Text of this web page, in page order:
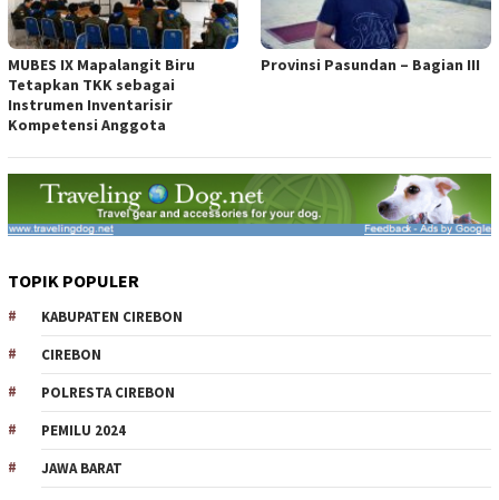
MUBES IX Mapalangit Biru
Tetapkan TKK sebagai
Instrumen Inventarisir
Kompetensi Anggota
Provinsi Pasundan – Bagian III
TOPIK POPULER
KABUPATEN CIREBON
CIREBON
POLRESTA CIREBON
PEMILU 2024
JAWA BARAT